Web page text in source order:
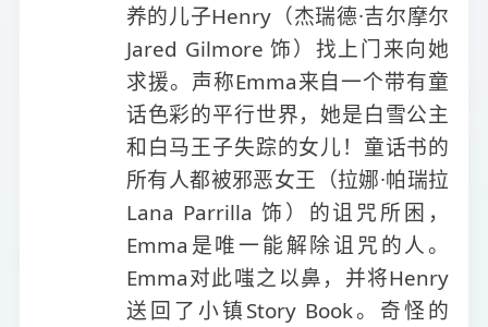
养的儿子Henry（杰瑞德·吉尔摩尔
Jared Gilmore 饰）找上门来向她
求援。声称Emma来自一个带有童
话色彩的平行世界，她是白雪公主
和白马王子失踪的女儿！童话书的
所有人都被邪恶女王（拉娜·帕瑞拉
Lana Parrilla 饰）的诅咒所困，
Emma是唯一能解除诅咒的人。
Emma对此嗤之以鼻，并将Henry
送回了小镇Story Book。奇怪的